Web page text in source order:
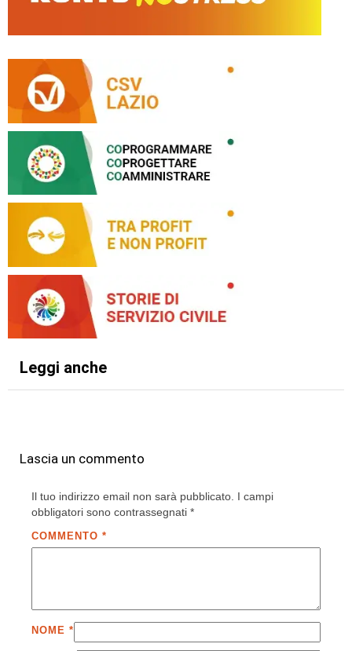
Leggi anche
Lascia un commento
Il tuo indirizzo email non sarà pubblicato. I campi
obbligatori sono contrassegnati *
COMMENTO *
NOME *